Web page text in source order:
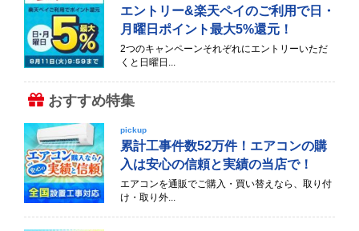
エントリー&楽天ペイのご利用で日・
月曜日ポイント最大5%還元！
2つのキャンペーンそれぞれにエントリーいただ
くと日曜日...
おすすめ特集
pickup
累計工事件数52万件！エアコンの購
入は安心の信頼と実績の当店で！
エアコンを通販でご購入・買い替えなら、取り付
け・取り外...